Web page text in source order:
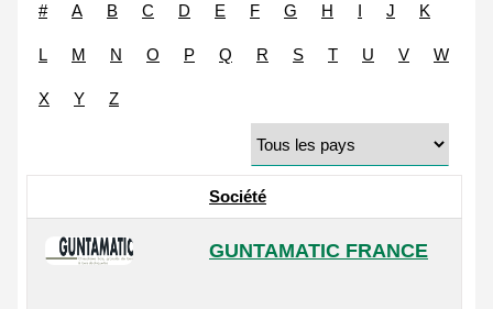
# A B C D E F G H I J K
L M N O P Q R S T U V W
X Y Z
Société
GUNTAMATIC FRANCE